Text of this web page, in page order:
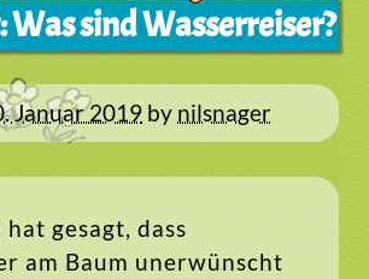
sind Wasserreiser?
Januar 2019 by nilsnager
gesagt, dass
am Baum unerwünscht